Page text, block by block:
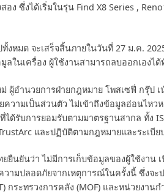
ง ซึ่งได้เริ่มในรุ่น Find X8 Series ,
งหมด จะเสร็จสิ้นภายในวันที่ 27 ม.ค.
ลในเครื่อง ผู้ใช้งานสามารถลบออกเองไ
ผู้อำนวยการฝ่ายกฎหมาย โพสเซฟี่ กรุ๊ป เ
วามเป็นส่วนตัว ไม่เข้าถึงข้อมูลอ่อนไหว
ด้รับการยอมรับตามมาตรฐานสากล ทั้ง
และปฏิบัติตามกฎหมายและระเบีย
ทยยืนยันว่า ไม่มีการเก็บข้อมูลของผู้ใช้งา
วามปลอดภัยจากเหตุการณ์ในครั้งนี้ ซึ่งจ
กระทรวงการคลัง (MOF) และหน่วยงา